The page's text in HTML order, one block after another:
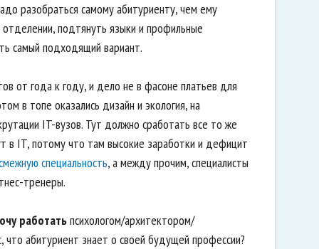
разобраться самому абитуриенту, чем ему
подтянуть языки и профильные
самый подходящий вариант.
от года к году, и дело не в фасоне платьев для
в топе оказались дизайн и экология, на
IT-вузов. Тут должно сработать все то же
в IT, потому что там высокие заработки и дефицит
специальность, а между прочим, специалисты
тренеры.
работатьпсихологом/архитектором/
абитуриент знает о своей будущей профессии?